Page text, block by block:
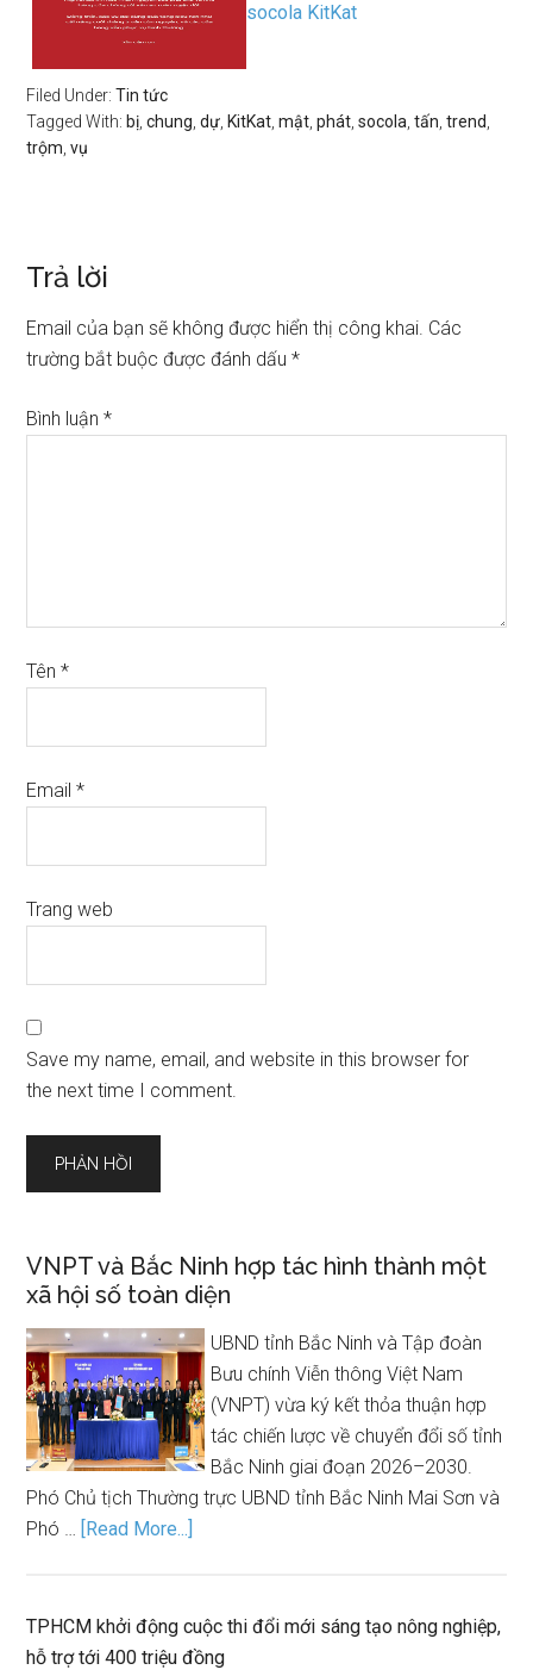
socola KitKat
Filed Under:Tin tức
Tagged With: bị ,chung ,dự KitKat ,mật ,phát ,socola ,tấn ,trend
trộm ,vụ
Trả lời
Email của bạn sẽ không được hiển thị công khai. Các
trường bắt buộc được đánh dấu*
Bình luận*
Tên*
Email*
Trang web
Save my name, email, and website in this browser for
the next time I comment.
VNPT và Bắc Ninh hợp tác hình thành một
xã hội số toàn diện
UBND tỉnh Bắc Ninh và Tập đoàn
Bưu chính Viễn thông Việt Nam
(VNPT) vừa ký kết thỏa thuận hợp
tác chiến lược về chuyển đổi số tỉnh
Bắc Ninh giai đoạn 2026–2030.
Phó Chủ tịch Thường trực UBND tỉnh Bắc Ninh Mai Sơn và
Phó … [Read More...]
TPHCM khởi động cuộc thi đổi mới sáng tạo nông nghiệp,
hỗ trợ tới 400 triệu đồng